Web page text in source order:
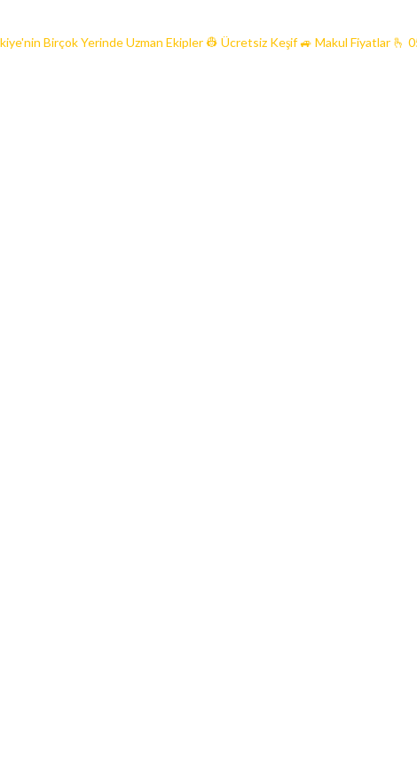
Birçok Yerinde Uzman Ekipler 👷 Ücretsiz Keşif 🚙 Makul Fiyatlar 🫰